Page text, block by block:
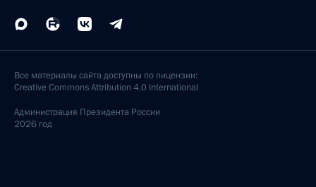
Все материалы сайта доступны по лицензии:
Creative Commons Attribution 4.0 International
Администрация Президента России
2026 год